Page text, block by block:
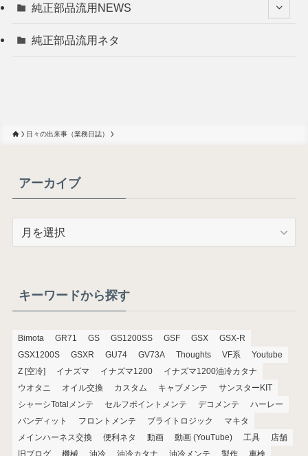
純正部品流用NEWS
純正部品流用ネタ
日々の出来事（業務日誌）
アーカイブ
ブキーワードから探す
Bimota GR71 GS GS1200SS GSF GSX
GSX-R
GSX1200S
GSXR GU74 GV73A Thoughts VF系
Youtube
Z [空冷]
イナズマ イナズマ1200
イナズマ1200油冷カタナ
ウオタニ
オイル交換 カスタム キャブメンテ
サンスターKIT
シャーシTotalメンテ
セルフポイントメンテ デコメンテ
ハーレー
バンディット
フロントメンテ ブライトロジック
マキタ
メインハーネス交換
便利ネタ 動画 動画 (YouTube) 工具
店舗
旧ブログ
機械 油冷 油冷カタナ 油冷メンテ 製作 車検